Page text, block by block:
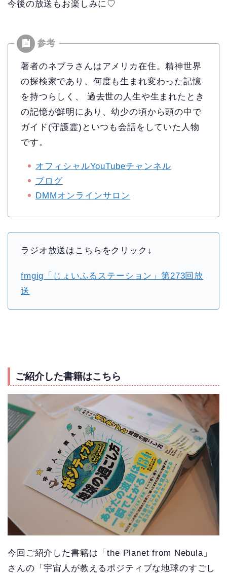
今後の放送もお楽しみに♡
著者のネブラさんはアメリカ在住。精神世界
の探検家であり、何度も生まれ変わった記憶
を持つらしく、 過去世の人生や生まれたとき
の記憶が鮮明にあり、幼少の頃から頭の中で
ガイド(守護霊)といつも会話をしていた人物
です。
オフィシャルYouTubeチャンネル
ブログ
DMMオンラインサロン
ラジオ放送はこちらをクリック↓
fmgig「じょいふるステーション」第273回放
送
ご紹介した書籍はこちら
今回ご紹介した書籍は「the Planet from Nebula」
さんの「宇宙人が教えるポジティブな地球のすごし